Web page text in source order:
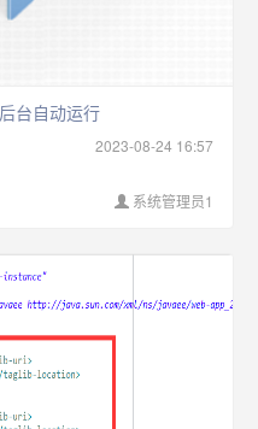
台自动运行
2023-08-24 16:57
系统管理员1